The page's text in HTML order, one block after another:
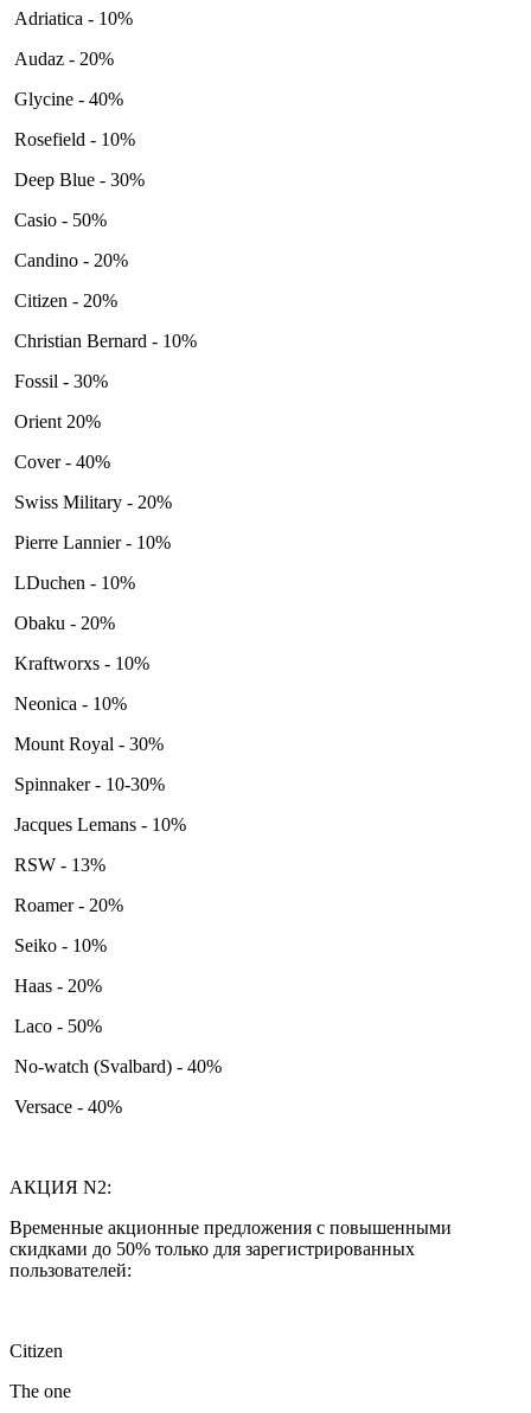
Adriatica - 10%
Audaz - 20%
Glycine - 40%
Rosefield - 10%
Deep Blue - 30%
Casio - 50%
Candino - 20%
Citizen - 20%
Christian Bernard - 10%
Fossil - 30%
Orient 20%
Cover - 40%
Swiss Military - 20%
Pierre Lannier - 10%
LDuchen - 10%
Obaku - 20%
Kraftworxs - 10%
Neonica - 10%
Mount Royal - 30%
Spinnaker - 10-30%
Jacques Lemans - 10%
RSW - 13%
Roamer - 20%
Seiko - 10%
Haas - 20%
Laco - 50%
No-watch (Svalbard) - 40%
Versace - 40%
АКЦИЯ N2:
Временные акционные предложения с повышенными
скидками до 50% только для зарегистрированных
пользователей:
Citizen
The one